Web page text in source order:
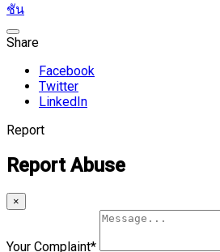
ชัน
Share
Facebook
Twitter
LinkedIn
Report
Report Abuse
×
Your Complaint*